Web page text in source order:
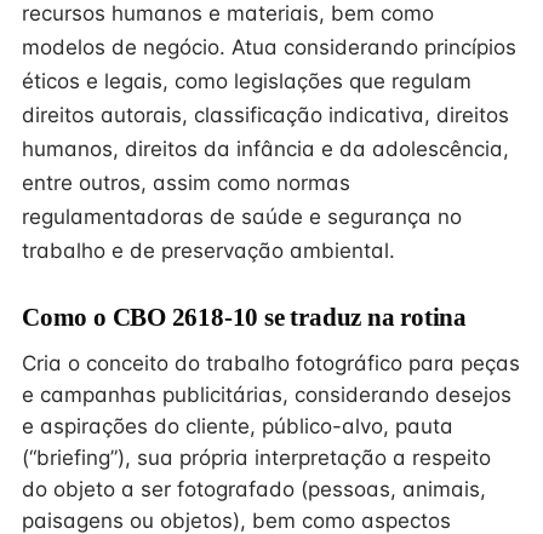
recursos humanos e materiais, bem como
modelos de negócio. Atua considerando princípios
éticos e legais, como legislações que regulam
direitos autorais, classificação indicativa, direitos
humanos, direitos da infância e da adolescência,
entre outros, assim como normas
regulamentadoras de saúde e segurança no
trabalho e de preservação ambiental.
Como o CBO 2618-10 se traduz na rotina
Cria o conceito do trabalho fotográfico para peças
e campanhas publicitárias, considerando desejos
e aspirações do cliente, público-alvo, pauta
(“briefing”), sua própria interpretação a respeito
do objeto a ser fotografado (pessoas, animais,
paisagens ou objetos), bem como aspectos